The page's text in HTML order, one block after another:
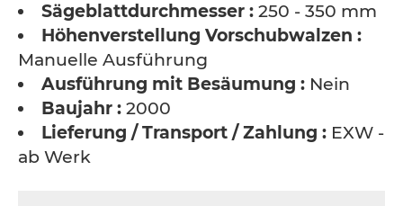
Sägeblattdurchmesser : 250 - 350 mm
Höhenverstellung Vorschubwalzen :
Manuelle Ausführung
Ausführung mit Besäumung : Nein
Baujahr : 2000
Lieferung / Transport / Zahlung : EXW -
ab Werk